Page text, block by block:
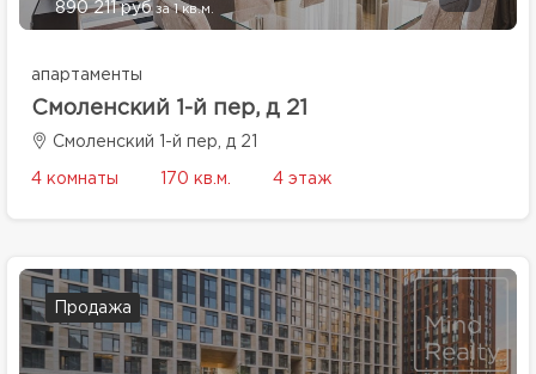
890 211 рубза 1 кв.м.
апартаменты
Смоленский 1-й пер, д 21
Смоленский 1-й пер, д 21
4 комнаты 170 кв.м. 4 этаж
Продажа